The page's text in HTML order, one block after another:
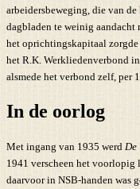
arbeidersbeweging, die van
dagbladen te weinig aandacht
het oprichtingskapitaal
het R.K. Werkliedenverbond
alsmede het verbond zelf, per
In de oorlog
Met ingang van 1935 werd De
1941 verscheen het voorlopig
daarvoor in NSB-handen was